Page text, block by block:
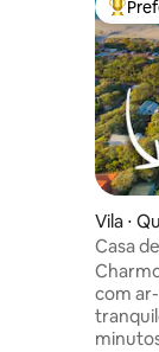
Entre
Vila ⋅
Casa
com